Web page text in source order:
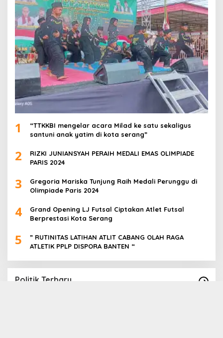
1
“TTKKBI mengelar acara Milad ke satu sekaligus
santuni anak yatim di kota serang”
2
RIZKI JUNIANSYAH PERAIH MEDALI EMAS OLIMPIADE
PARIS 2024
3
Gregoria Mariska Tunjung Raih Medali Perunggu di
Olimpiade Paris 2024
4
Grand Opening LJ Futsal Ciptakan Atlet Futsal
Berprestasi Kota Serang
5
” RUTINITAS LATIHAN ATLIT CABANG OLAH RAGA
ATLETIK PPLP DISPORA BANTEN “
Politik Terbaru